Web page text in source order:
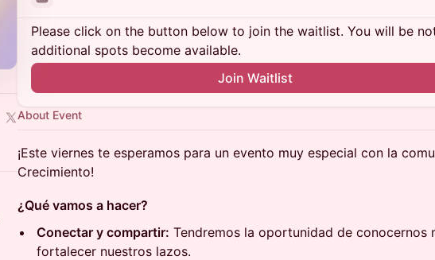
Please click on the button below to join the waitlist. You will be
additional spots become available.
Join Waitlist
About Event
¡Este viernes te esperamos para un evento muy especial con la
Crecimiento!
¿Qué vamos a hacer?
Conectar y compartir: Tendremos la oportunidad de conocernos
fortalecer nuestros lazos.